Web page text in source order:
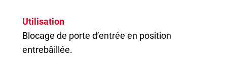
Utilisation
Blocage de porte d’entrée en position
entrebâillée.